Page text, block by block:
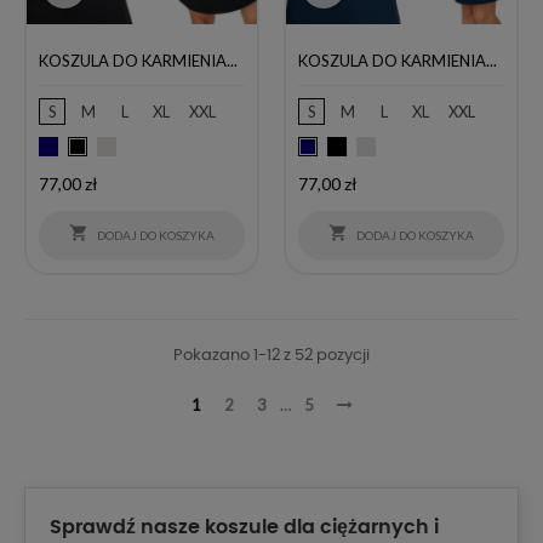
KOSZULA DO KARMIENIA...
S M L XL
XXL
Cena
77,00 zł
 DODAJ DO KOSZYKA
KOSZULA DO KARMIENIA...
S M L XL
XXL
Cena
77,00 zł
 DODAJ DO KOSZYKA
Pokazano 1-12 z 52 pozycji
1 2 3 … 5
Sprawdź nasze koszule dla ciężarnych i